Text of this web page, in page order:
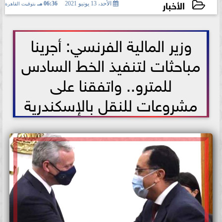
الأخبار الأحد، 13 يونيو 2021 06:36 مـ بتوقيت القاهرة
وزير المالية الفرنسي: أجرينا
مباحثات لتنفيذ الخط السادس
للمترو.. واتفقنا على
مشروعات للنقل بالإسكندرية